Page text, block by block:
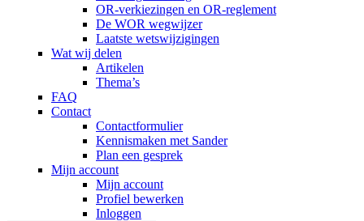
OR-verkiezingen en OR-reglement
De WOR wegwijzer
Laatste wetswijzigingen
Wat wij delen
Artikelen
Thema’s
FAQ
Contact
Contactformulier
Kennismaken met Sander
Plan een gesprek
Mijn account
Mijn account
Profiel bewerken
Inloggen